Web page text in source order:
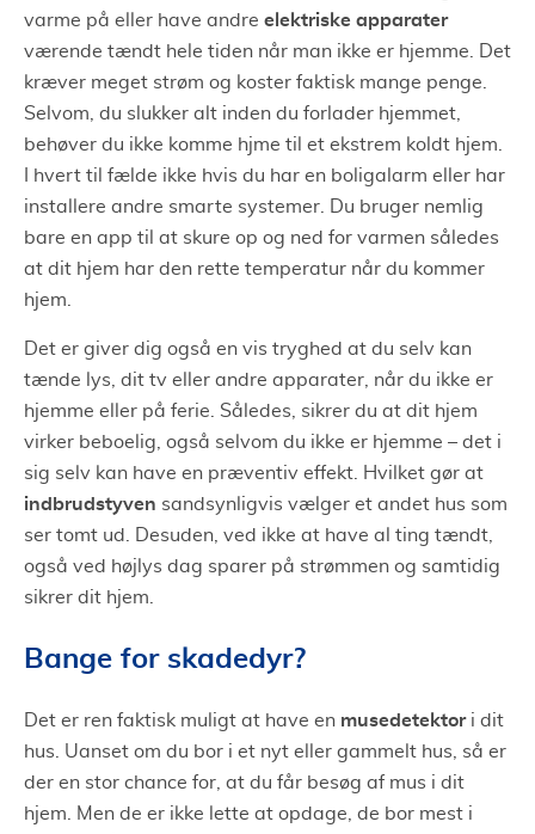
varme på eller have andre elektriske apparater
værende tændt hele tiden når man ikke er hjemme. Det
kræver meget strøm og koster faktisk mange penge.
Selvom, du slukker alt inden du forlader hjemmet,
behøver du ikke komme hjme til et ekstrem koldt hjem.
I hvert til fælde ikke hvis du har en boligalarm eller har
installere andre smarte systemer. Du bruger nemlig
bare en app til at skure op og ned for varmen således
at dit hjem har den rette temperatur når du kommer
hjem.
Det er giver dig også en vis tryghed at du selv kan
tænde lys, dit tv eller andre apparater, når du ikke er
hjemme eller på ferie. Således, sikrer du at dit hjem
virker beboelig, også selvom du ikke er hjemme – det i
sig selv kan have en præventiv effekt. Hvilket gør at
indbrudstyven sandsynligvis vælger et andet hus som
ser tomt ud. Desuden, ved ikke at have al ting tændt,
også ved højlys dag sparer på strømmen og samtidig
sikrer dit hjem.
Bange for skadedyr?
Det er ren faktisk muligt at have en musedetektori dit
hus. Uanset om du bor i et nyt eller gammelt hus, så er
der en stor chance for, at du får besøg af mus i dit
hjem. Men de er ikke lette at opdage, de bor mest i